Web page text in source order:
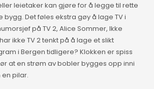
leietaker kan gjøre for å legge til rette
Det føles ekstra gøy å lage TV i
på TV 2, Alice Sommer, Ikke
ikke TV 2 tenkt på å lage et slikt
i Bergen tidligere? Klokken er spiss
at en strøm av bobler bygges opp inni
pilar.